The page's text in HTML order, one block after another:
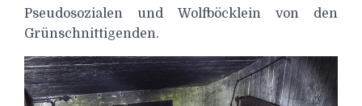
Pseudosozialen und Wolfböcklein von den
Grünschnittigenden.